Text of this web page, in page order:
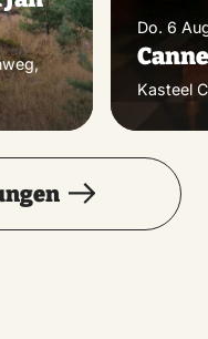
Do. 6
Kasteel